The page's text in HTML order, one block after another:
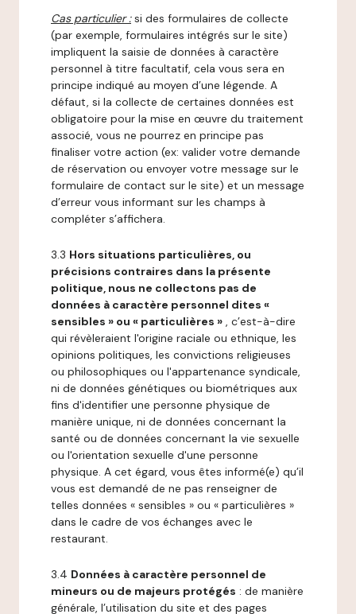
Cas particulier : si des formulaires de collecte
(par exemple, formulaires intégrés sur le site)
impliquent la saisie de données à caractère
personnel à titre facultatif, cela vous sera en
principe indiqué au moyen d’une légende. A
défaut, si la collecte de certaines données est
obligatoire pour la mise en œuvre du traitement
associé, vous ne pourrez en principe pas
finaliser votre action (ex: valider votre demande
de réservation ou envoyer votre message sur le
formulaire de contact sur le site) et un message
d’erreur vous informant sur les champs à
compléter s’affichera.
3.3 Hors situations particulières, ou
précisions contraires dans la présente
politique, nous ne collectons pas de
données à caractère personnel dites «
sensibles » ou « particulières » , c’est-à-dire
qui révèleraient l'origine raciale ou ethnique, les
opinions politiques, les convictions religieuses
ou philosophiques ou l'appartenance syndicale,
ni de données génétiques ou biométriques aux
fins d'identifier une personne physique de
manière unique, ni de données concernant la
santé ou de données concernant la vie sexuelle
ou l'orientation sexuelle d'une personne
physique. A cet égard, vous êtes informé(e) qu’il
vous est demandé de ne pas renseigner de
telles données « sensibles » ou « particulières »
dans le cadre de vos échanges avec le
restaurant.
3.4 Données à caractère personnel de
mineurs ou de majeurs protégés : de manière
générale, l’utilisation du site et des pages